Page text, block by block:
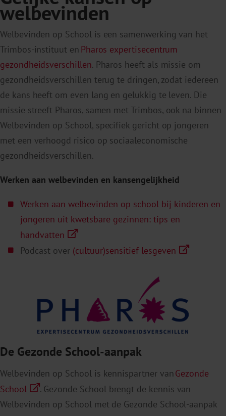
welbevinden
Welbevinden op School is een samenwerking van het
Trimbos-instituut en Pharos expertisecentrum
gezondheidsverschillen. Pharos heeft als missie om
gezondheidsverschillen terug te dringen, zodat iedereen
de kans heeft om even lang en gelukkig te leven. Die
missie streeft Pharos, samen met Trimbos, ook na binnen
Welbevinden op School, specifiek gericht op jongeren
met een verhoogd risico op sociaaleconomische
gezondheidsverschillen.
Werken aan welbevinden en kansengelijkheid
Werken aan welbevinden op school bij kinderen en
jongeren uit kwetsbare gezinnen: tips en
handvatten
Podcast over (cultuur)sensitief lesgeven
De Gezonde School-aanpak
Welbevinden op School is kennispartner vanGezonde
School
. Gezonde School brengt de kennis van
Welbevinden op School met de Gezonde School-aanpak